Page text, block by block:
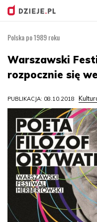
Polska po 1989 roku
Warszawski
rozpocznie się
PUBLIKACJA: 08.10.2018